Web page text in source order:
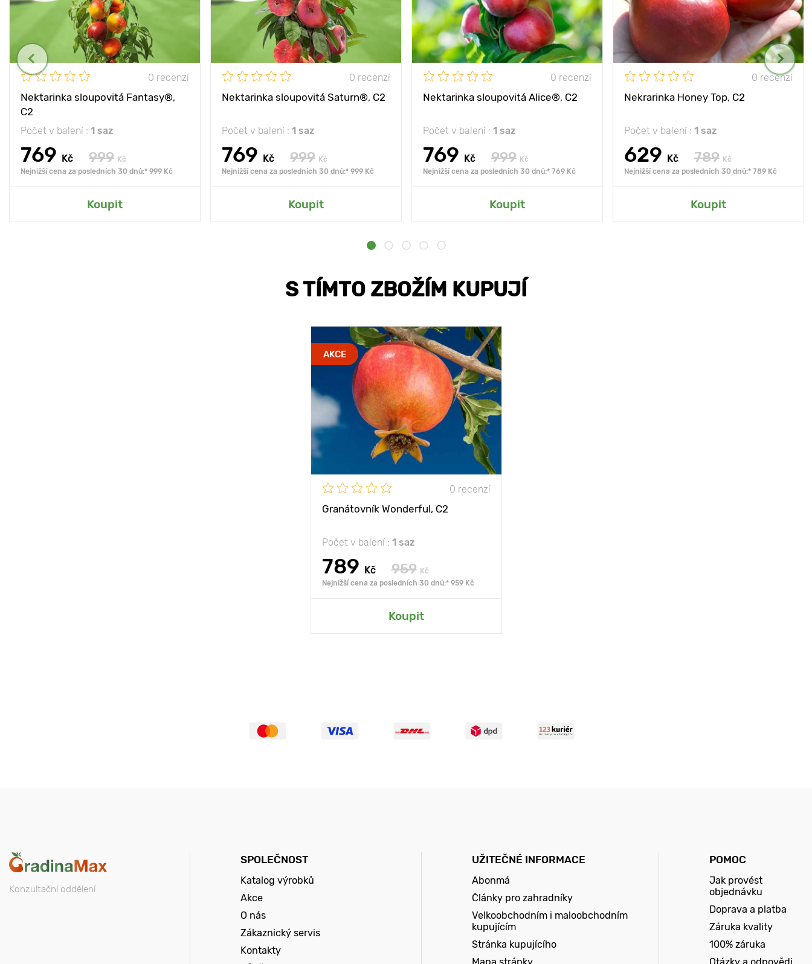
0 recenzí
Nektarinka sloupovitá Fantasy®,
C2
Počet v balení : 1 saz
769 Kč 999 Kč
Nejnižší cena za posledních 30 dnů:* 999 Kč
Koupit
0 recenzí
Nektarinka sloupovitá Saturn®, C2
Počet v balení : 1 saz
769 Kč 999 Kč
Nejnižší cena za posledních 30 dnů:* 999 Kč
Koupit
0 recenzí
Nektarinka sloupovitá Alice®, C2
Počet v balení : 1 saz
769 Kč 999 Kč
Nejnižší cena za posledních 30 dnů:* 769 Kč
Koupit
0 recenzí
Nekrarinka Honey Top, C2
Počet v balení : 1 saz
629 Kč 789 Kč
Nejnižší cena za posledních 30 dnů:* 789 Kč
Koupit
S TÍMTO ZBOŽÍM KUPUJÍ
AKCE
0 recenzí
Granátovník Wonderful, С2
Počet v balení : 1 saz
789 Kč 959
Kč
Nejnižší cena za posledních 30 dnů:* 959 Kč
Koupit
Konzultační oddělení
SPOLEČNOST
Katalog výrobků
Akce
O nás
Zákaznický servis
Kontakty
UŽITEČNÉ INFORMACE
Abonmá
Články pro zahradníky
Velkoobchodním i maloobchodním
kupujícím
Stránka kupujícího
POMOC
Jak provést
objednávku
Doprava a platba
Záruka kvality
100% záruka